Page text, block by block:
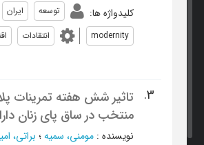
کلیدواژه ها: توسعه ایران
modernity
انتقادات
3.
تاثیر شش هفته تمرینات
منتخب در ساق پای زنان
نویسنده : مومنی، سمیه؛ براتی،